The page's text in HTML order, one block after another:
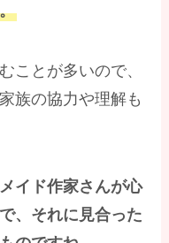
ことが多いので、
族の協力や理解も
イド作家さんが心
、それに見合った